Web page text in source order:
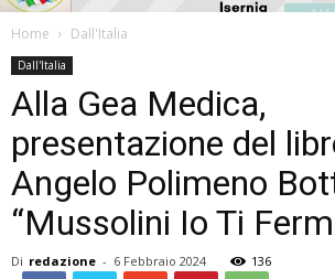
Home Dall'Italia
Dall'Italia
Alla Gea Medica,
presentazione del
Angelo Polimeno
“Mussolini Io Ti
Di redazione - 6 Febbraio 2024 136